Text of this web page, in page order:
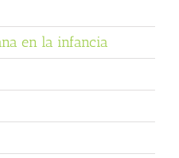
en la infancia